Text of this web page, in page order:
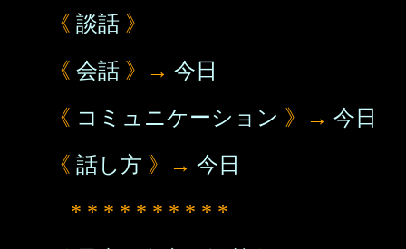
《 談話 》
《 会話 》→ 今日
《 コミュニケーション 》→ 今日
《 話し方 》→ 今日
* * * * * * * * * *